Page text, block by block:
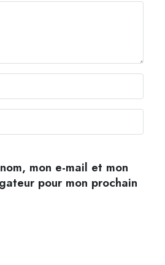
mon e-mail et mon
pour mon prochain